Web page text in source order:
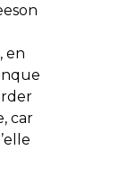
en
car